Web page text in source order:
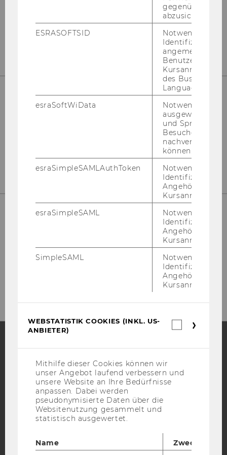
Wien 1020
Ös­ter­reich
Kon­takt
YouTube NewsletterBluesky
gegenüber
abzusichern.
ESRASOFTSID
Notwendig zur
Identifizierung
angemeldeten
Benutzers im
des Business
Language
esraSoftWiData
Notwendig um
ausgewählte
und
Besuchers
nachverfolgen
können.
esraSimpleSAMLAuthToken
Notwendig zur
Identifizierung
Angehörige/r für
Kursanmeldung.
esraSimpleSAML
Notwendig zur
Identifizierung
Angehörige/r für
Kursanmeldung.
SimpleSAML
Notwendig zur
Identifizierung
Angehörige/r für
Kursanmeldung.
WEBSTATISTIK COOKIES (INKL. US-
ANBIETER)
Mithilfe dieser Cookies können wir
unser Angebot laufend verbessern und
unsere Website an Ihre Bedürfnisse
anpassen. Dabei werden
pseudonymisierte Daten über die
Websitenutzung gesammelt und
statistisch ausgewertet.
Name
Zweck